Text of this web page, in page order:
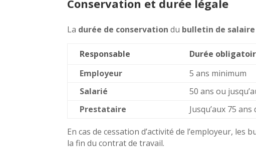
Conservation et durée légale
La durée de conservation du bulletin de
Responsable Durée
Employeur
5 ans minimum
Salarié
50 ans ou
Prestataire
Jusqu’aux 75
En cas de cessation d’activité de l’employeur,
la fin du contrat de travail.